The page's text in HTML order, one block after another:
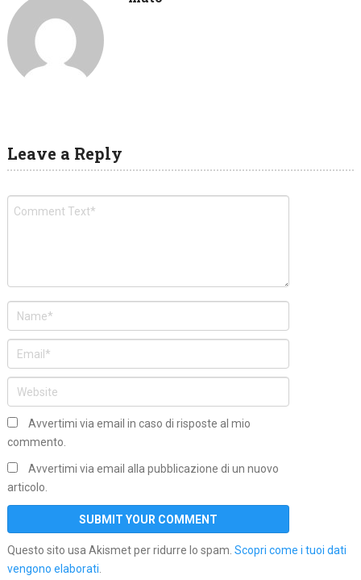
Leave a Reply
Avvertimi via email in caso di risposte al mio
commento.
Avvertimi via email alla pubblicazione di un nuovo
articolo.
Questo sito usa Akismet per ridurre lo spam. Scopri come i tuoi dati
vengono elaborati.